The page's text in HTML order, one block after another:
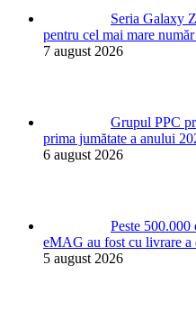
Seria Galaxy
pentru cel mai mare
7 august 2026
Grupul PPC
prima jumătate a anului
6 august 2026
Peste 500.000
eMAG au fost cu livrare a
5 august 2026